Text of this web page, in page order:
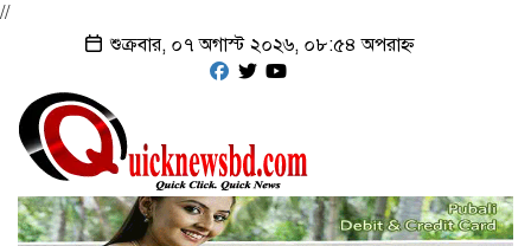
//
শুক্রবার, ০৭ অগাস্ট ২০২৬, ০৮:৫৪ অপরাহ্ন